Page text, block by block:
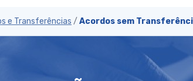
e Transferências / Acordos sem